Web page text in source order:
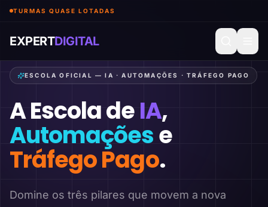
TURMAS QUASE LOTADAS
EXPERTDIGITAL
ESCOLA OFICIAL — IA · AUTOMAÇÕES · TRÁFEGO PAGO
A Escola deIA,
Automaçõese
Tráfego Pago.
Domine os três pilares que movem a nova